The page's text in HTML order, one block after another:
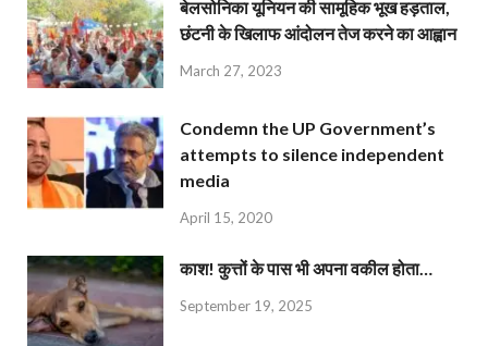
बेलसोनिका यूनियन की सामूहिक भूख हड़ताल,
छंटनी के खिलाफ आंदोलन तेज करने का आह्वान
March 27, 2023
Condemn the UP Government’s
attempts to silence independent
media
April 15, 2020
काश! कुत्तों के पास भी अपना वकील होता…
September 19, 2025